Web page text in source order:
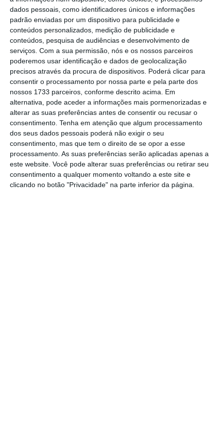
dados pessoais, como identificadores únicos e informações
padrão enviadas por um dispositivo para publicidade e
conteúdos personalizados, medição de publicidade e
conteúdos, pesquisa de audiências e desenvolvimento de
serviços. Com a sua permissão, nós e os nossos parceiros
poderemos usar identificação e dados de geolocalização
precisos através da procura de dispositivos. Poderá clicar para
consentir o processamento por nossa parte e pela parte dos
nossos 1733 parceiros, conforme descrito acima. Em
alternativa, pode aceder a informações mais pormenorizadas e
alterar as suas preferências antes de consentir ou recusar o
consentimento. Tenha em atenção que algum processamento
dos seus dados pessoais poderá não exigir o seu
consentimento, mas que tem o direito de se opor a esse
processamento. As suas preferências serão aplicadas apenas a
este website. Você pode alterar suas preferências ou retirar seu
consentimento a qualquer momento voltando a este site e
clicando no botão "Privacidade" na parte inferior da página.
Godinho, ministra do Trabalho, Solidariedade
e Segurança Social, à saída da reunião da
concertação social, em declarações emitidas
pela RTP3.
A ministra disse ainda que o objetivo é que o
programa entre em vigor “ainda este
semestre”.
Defendendo que as medidas vão ao encontro
daquele que deve ser um objetivo comum e
transversal — o “trabalho digno, valorizado e
emprego sustentado, não precário” — Ana